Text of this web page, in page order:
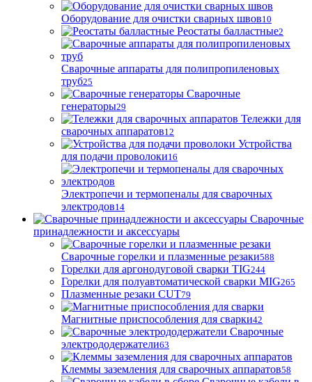
Оборудование для очистки сварных швов10
Реостаты балластные2
Сварочные аппараты для полипропиленовых
труб25
Сварочные
генераторы29
Тележки для
сварочных аппаратов12
Устройства
для подачи проволоки16
Электропечи и термопеналы для сварочных
электродов14
Сварочные
принадлежности и аксессуары
Сварочные горелки и плазменные резаки588
Горелки для аргонодуговой сварки TIG244
Горелки для полуавтоматической сварки MIG265
Плазменные резаки CUT79
Магнитные приспособления для сварки42
Сварочные
электрододержатели63
Клеммы заземления для сварочных аппаратов58